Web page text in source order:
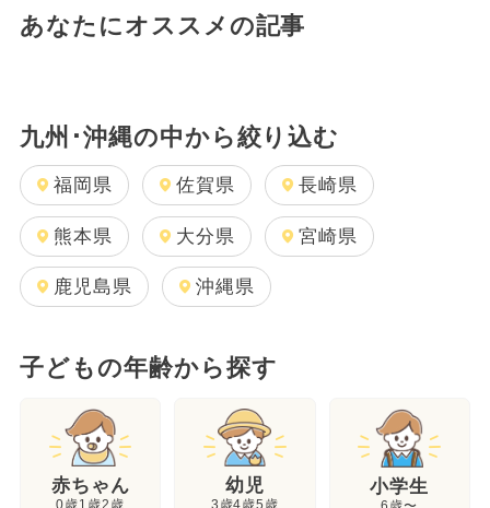
あなたにオススメの記事
九州･沖縄の中から絞り込む
福岡県 佐賀県 長崎県
熊本県 大分県 宮崎県
鹿児島県 沖縄県
子どもの年齢から探す
赤ちゃん 幼児
3歳4歳5歳
小学生